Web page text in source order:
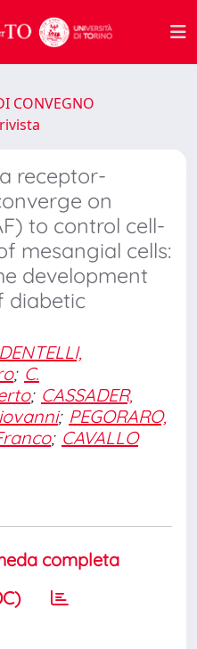
CONVEGNO
receptor-
on
to control cell-
mesangial cells:
development
diabetic
DENTELLI,
; C.
; CASSADER,
; PEGORARO,
; CAVALLO
completa